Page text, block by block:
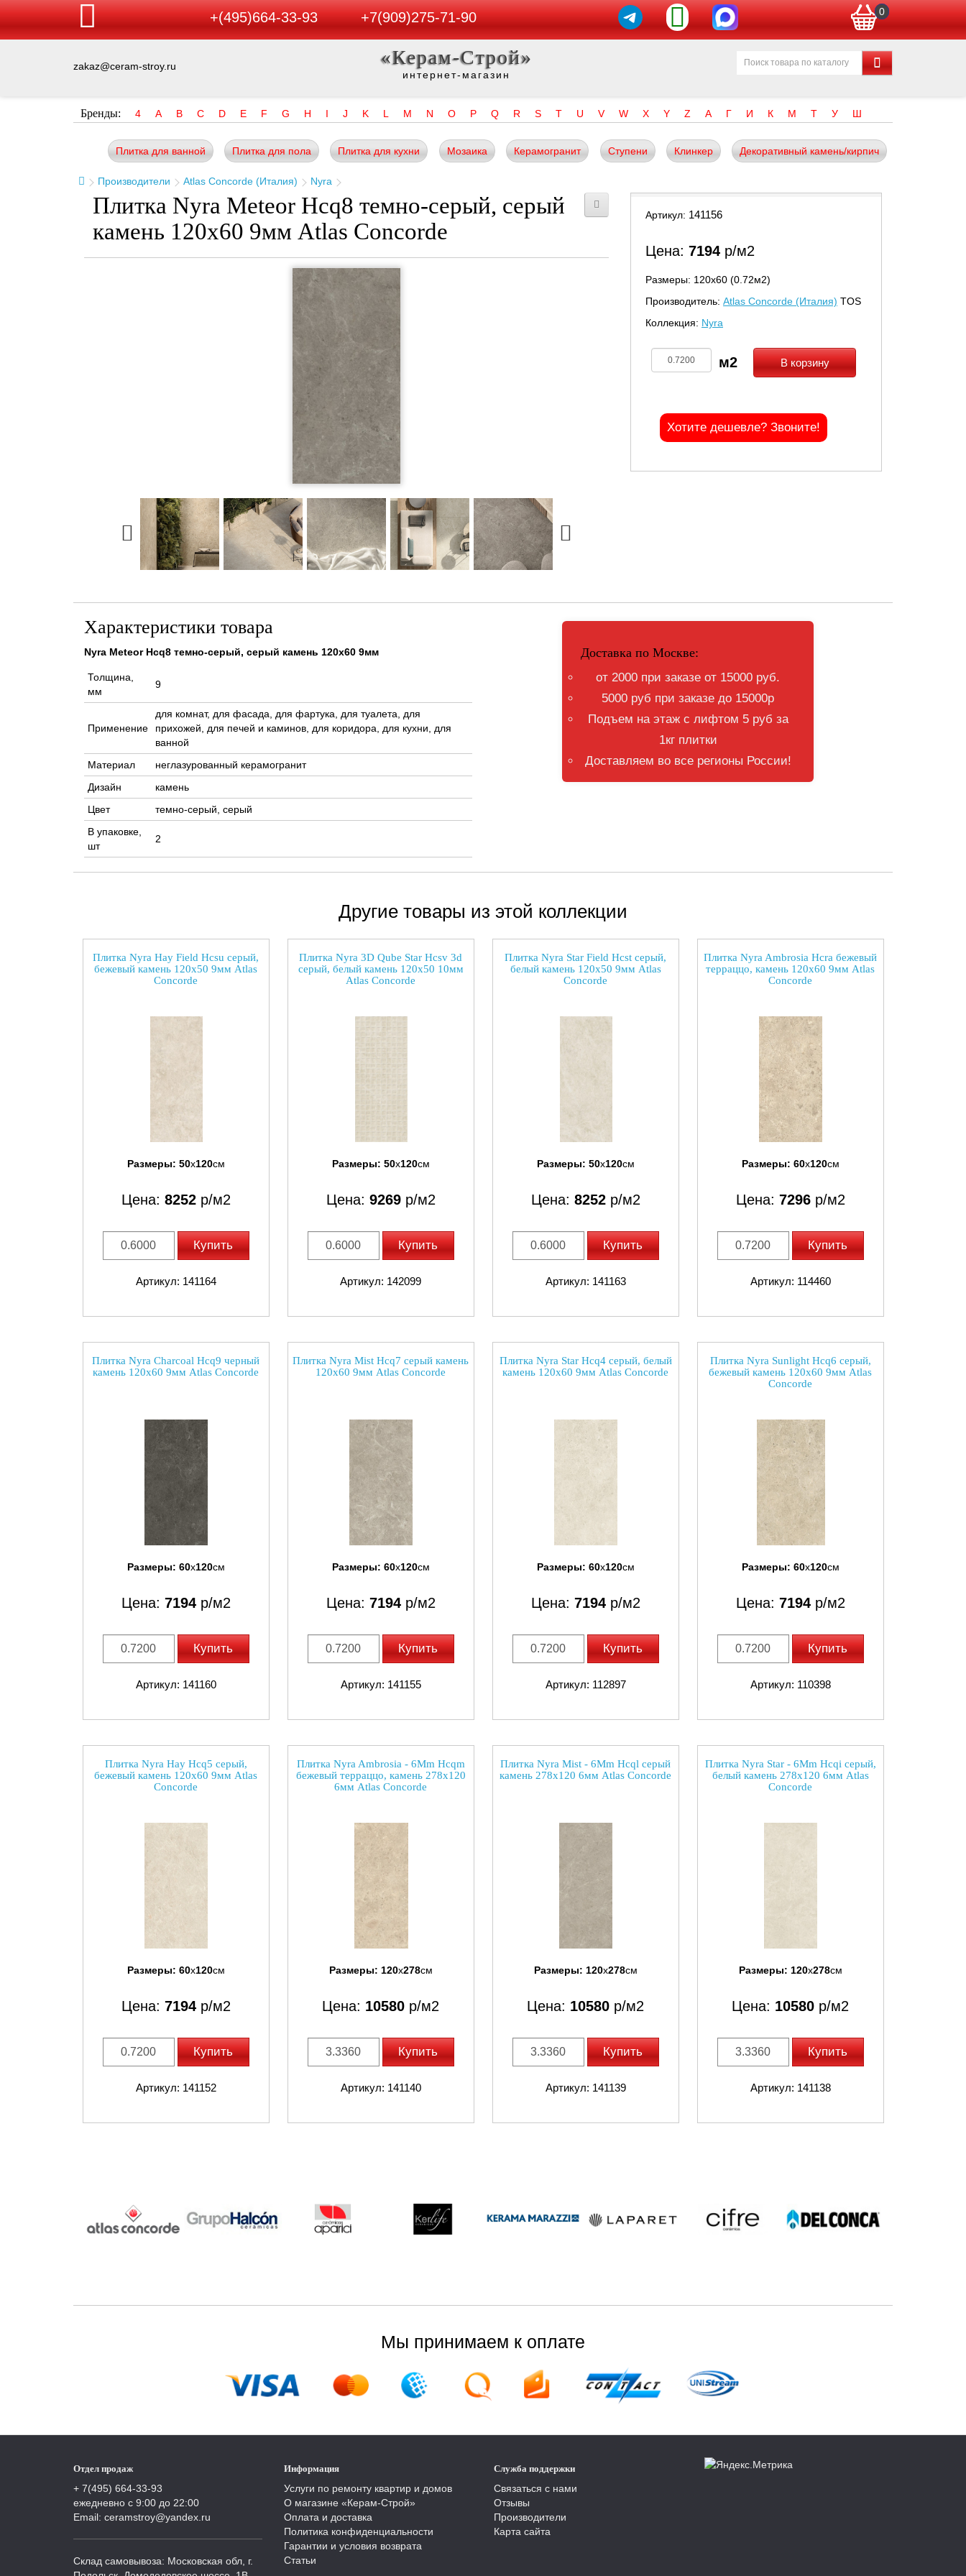
+(495)664-33-93 +7(909)275-71-90 0
zakaz@ceram-stroy.ru «Керам-Строй»
интернет-магазин
Бренды: 4 A B C D E F G H I J K L M N O P Q R S T U V W X Y Z А Г И К М Т У Ш
Плитка для ванной Плитка для пола Плитка для кухни Мозаика Керамогранит Ступени Клинкер Декоративный камень/кирпич
Производители Atlas Concorde (Италия) Nyra
Плитка Nyra Meteor Hcq8 темно-серый, серый
камень 120x60 9мм Atlas Concorde
Артикул: 141156
Цена: 7194 р/м2
Размеры: 120х60 (0.72м2)
Производитель: Atlas Concorde (Италия) TOS
Коллекция: Nyra
В корзину
Хотите дешевле? Звоните!
Характеристики товара
Nyra Meteor Hcq8 темно-серый, серый камень 120x60 9мм
Толщина,
мм
9
Применение
для комнат, для фасада, для фартука, для туалета, для
прихожей, для печей и каминов, для коридора, для кухни, для
ванной
Материал
неглазурованный керамогранит
Дизайн
камень
Цвет
темно-серый, серый
В упаковке,
шт
2
Доставка по Москве:
от 2000 при заказе от 15000 руб.
5000 руб при заказе до 15000р
Подъем на этаж с лифтом 5 руб за
1кг плитки
Доставляем во все регионы России!
Другие товары из этой коллекции
Плитка Nyra Hay Field Hcsu серый,
бежевый камень 120x50 9мм Atlas
Concorde
Размеры: 50x120см
Цена: 8252р/м2
Купить
Артикул: 141164
Плитка Nyra 3D Qube Star Hcsv 3d
серый, белый камень 120x50 10мм
Atlas Concorde
Размеры: 50x120см
Цена: 9269р/м2
Купить
Артикул: 142099
Плитка Nyra Star Field Hcst серый,
белый камень 120x50 9мм Atlas
Concorde
Размеры: 50x120см
Цена: 8252р/м2
Купить
Артикул: 141163
Плитка Nyra Ambrosia Hcra бежевый
терраццо, камень 120x60 9мм Atlas
Concorde
Размеры: 60x120см
Цена: 7296р/м2
Купить
Артикул: 114460
Плитка Nyra Charcoal Hcq9 черный
камень 120x60 9мм Atlas Concorde
Размеры: 60x120см
Цена: 7194р/м2
Купить
Артикул: 141160
Плитка Nyra Mist Hcq7 серый камень
120x60 9мм Atlas Concorde
Размеры: 60x120см
Цена: 7194р/м2
Купить
Артикул: 141155
Плитка Nyra Star Hcq4 серый, белый
камень 120x60 9мм Atlas Concorde
Размеры: 60x120см
Цена: 7194р/м2
Купить
Артикул: 112897
Плитка Nyra Sunlight Hcq6 серый,
бежевый камень 120x60 9мм Atlas
Concorde
Размеры: 60x120см
Цена: 7194р/м2
Купить
Артикул: 110398
Плитка Nyra Hay Hcq5 серый,
бежевый камень 120x60 9мм Atlas
Concorde
Размеры: 60x120см
Цена: 7194р/м2
Купить
Артикул: 141152
Плитка Nyra Ambrosia - 6Mm Hcqm
бежевый терраццо, камень 278x120
6мм Atlas Concorde
Размеры: 120x278см
Цена: 10580 р/м2
Купить
Артикул: 141140
Плитка Nyra Mist - 6Mm Hcql серый
камень 278x120 6мм Atlas Concorde
Размеры: 120x278см
Цена: 10580 р/м2
Купить
Артикул: 141139
Плитка Nyra Star - 6Mm Hcqi серый,
белый камень 278x120 6мм Atlas
Concorde
Размеры: 120x278см
Цена: 10580 р/м2
Купить
Артикул: 141138
Мы принимаем к оплате
Отдел продаж
+ 7(495) 664-33-93
ежедневно с 9:00 до 22:00
Email: ceramstroy@yandex.ru
Склад самовывоза: Московская обл, г.
Информация
Услуги по ремонту квартир и домов
О магазине «Керам-Строй»
Оплата и доставка
Политика конфиденциальности
Гарантии и условия возврата
Статьи
Служба поддержки
Связаться с нами
Отзывы
Производители
Карта сайта